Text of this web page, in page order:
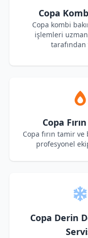
Copa
Copa kombi
işlemleri
tarafından
Copa
Copa fırın tamir
profesyonel
Copa Derin